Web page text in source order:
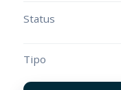
Status
Tipo